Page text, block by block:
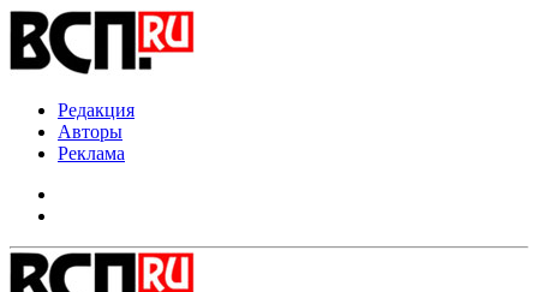
Редакция
Авторы
Реклама